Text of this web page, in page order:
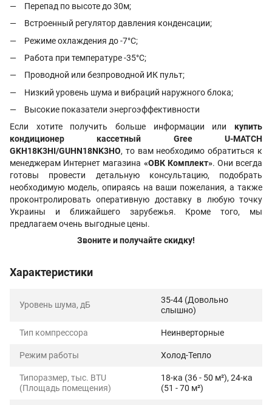
Перепад по высоте до 30м;
Встроенный регулятор давления конденсации;
Режиме охлаждения до -7°С;
Работа при температуре -35°С;
Проводной или безпроводной ИК пульт;
Низкий уровень шума и вибраций наружного блока;
Высокие показатели энергоэффективности
Если хотите получить больше информации или купить
кондиционер кассетный Gree U-MATCH
GKH18K3HI/GUHN18NK3HO, то вам необходимо обратиться к
менеджерам Интернет магазина «ОВК Комплект». Они всегда
готовы провести детальную консультацию, подобрать
необходимую модель, опираясь на ваши пожелания, а также
проконтролировать оперативную доставку в любую точку
Украины и ближайшего зарубежья. Кроме того, мы
предлагаем очень выгодные цены.
Звоните и получайте скидку!
Характеристики
Уровень шума, дБ
35-44 (Довольно
слышно)
Тип компрессора Неинверторные
Режим работы Холод-Тепло
Типоразмер, тыс. BTU
(Площадь помещения)
18-ка (36 - 50 м²), 24-ка
(51 - 70 м²)